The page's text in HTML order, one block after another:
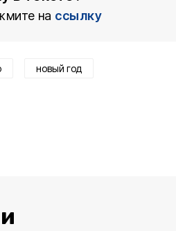
на ссылку
новый год